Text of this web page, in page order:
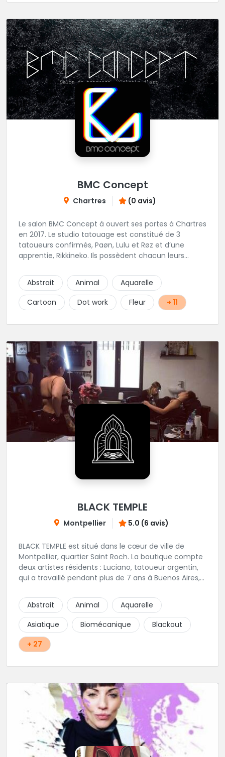
BMC Concept
Chartres (0 avis)
Le salon BMC Concept à ouvert ses portes à Chartres
en 2017. Le studio tatouage est constitué de 3
tatoueurs confirmés, Paøn, Lulu et Røz et d’une
apprentie, Rikkineko. Ils possèdent chacun leurs
souhaitant se faire tatouer de pouvoir construire un
projet entièrement personnalisé. Une pierceuse est
présente en Guest environ une semaine par mois au
salon.
Abstrait Animal
Aquarelle
Cartoon
Dot work Fleur + 11
BLACK TEMPLE
Montpellier 5.0 (6 avis)
BLACK TEMPLE est situé dans le cœur de ville de
Montpellier, quartier Saint Roch. La boutique compte
deux artistes résidents : Luciano, tatoueur argentin,
qui a travaillé pendant plus de 7 ans à Buenos Aires,
qui a travaillé dans plusieurs boutiques de la ville
avant de rejoindre notre équipe. La boutique
accueille plusieurs artistes tatoueurs en tant que
guests tout au long de l'année afin de proposer
d'autres styles.
Abstrait Animal
Aquarelle
Asiatique
Biomécanique
Blackout
+ 27